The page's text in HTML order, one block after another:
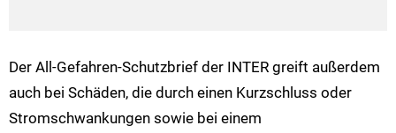
Der All-Gefahren-Schutzbrief der INTER greift außerdem
auch bei Schäden, die durch einen Kurzschluss oder
Stromschwankungen sowie bei einem